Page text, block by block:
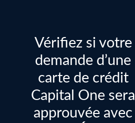
Vérifiez si votre
demande d’une
carte de crédit
Capital One sera
approuvée avec